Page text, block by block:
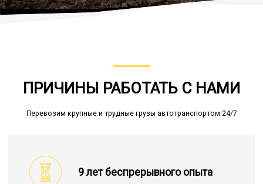
ПРИЧИНЫ РАБОТАТЬ С НАМИ
Перевозим крупные и трудные грузы автотранспортом 24/7
9 лет беспрерывного опыта